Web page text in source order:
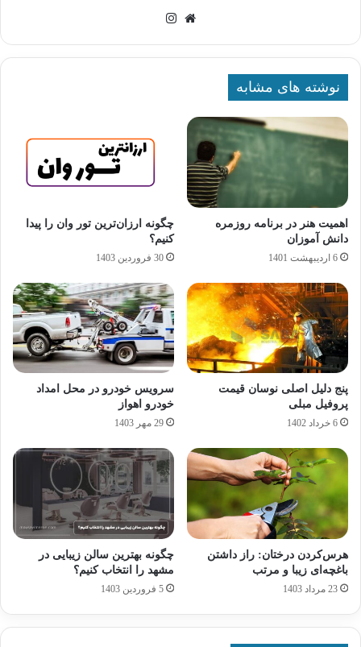
وبسایت
نوشته های مشابه
اهمیت هنر در برنامه روزمره
دانش آموزان
6 اردیبهشت 1401
چگونه ارزان‌ترین تور وان را پیدا
کنیم؟
30 فروردین 1403
پنج دلیل اصلی نوسان قیمت
پروفیل مبلی
6 خرداد 1402
سرویس خودرو در محل امداد
خودرو اهواز
29 مهر 1403
هرس‌کردن درختان: راز داشتن
باغچه‌ای زیبا و مرتب
23 مرداد 1403
چگونه بهترین سالن زیبایی در
مشهد را انتخاب کنیم؟
5 فروردین 1403